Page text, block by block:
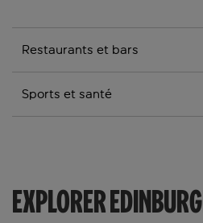
Restaurants et bars
Sports et santé
EXPLORER